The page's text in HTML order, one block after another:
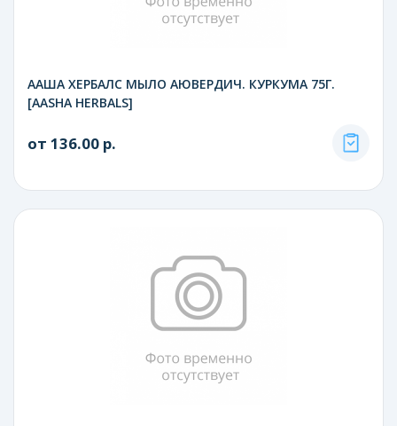
ААША ХЕРБАЛС МЫЛО АЮВЕРДИЧ. КУРКУМА 75Г.
[AASHA HERBALS]
от 136.00 р.